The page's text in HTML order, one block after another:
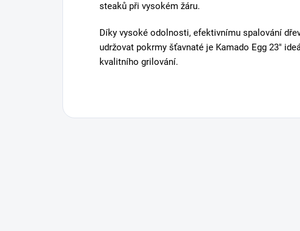
steaků při vysokém žáru.
Díky vysoké odolnosti, efektivnímu spalování
udržovat pokrmy šťavnaté je Kamado Egg 23"
kvalitního grilování.